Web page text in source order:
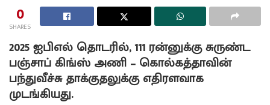
0
SHARES
2025 ஐபிஎல் தொடரில், 111 ரன்னுக்கு சுருண்ட
பஞ்சாப் கிங்ஸ் அணி – கொல்கத்தாவின்
பந்துவீச்சு தாக்குதலுக்கு எதிரளவாக
முடங்கியது.